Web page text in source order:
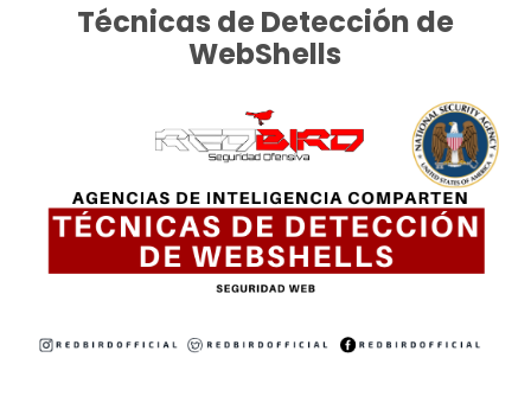
Técnicas de Detección de
WebShells